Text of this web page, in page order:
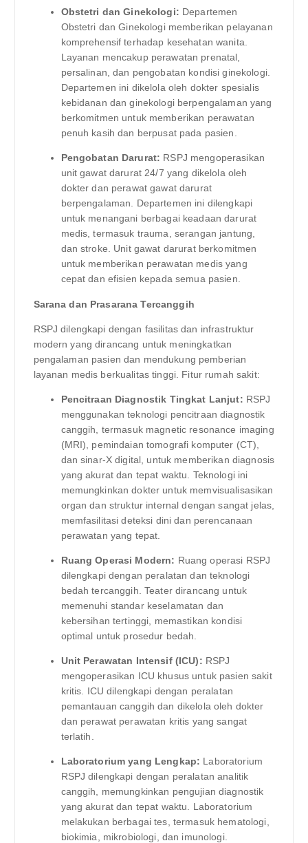
Obstetri dan Ginekologi: Departemen
Obstetri dan Ginekologi memberikan pelayanan
komprehensif terhadap kesehatan wanita.
Layanan mencakup perawatan prenatal,
persalinan, dan pengobatan kondisi ginekologi.
Departemen ini dikelola oleh dokter spesialis
kebidanan dan ginekologi berpengalaman yang
berkomitmen untuk memberikan perawatan
penuh kasih dan berpusat pada pasien.
Pengobatan Darurat: RSPJ mengoperasikan
unit gawat darurat 24/7 yang dikelola oleh
dokter dan perawat gawat darurat
berpengalaman. Departemen ini dilengkapi
untuk menangani berbagai keadaan darurat
medis, termasuk trauma, serangan jantung,
dan stroke. Unit gawat darurat berkomitmen
untuk memberikan perawatan medis yang
cepat dan efisien kepada semua pasien.
Sarana dan Prasarana Tercanggih
RSPJ dilengkapi dengan fasilitas dan infrastruktur
modern yang dirancang untuk meningkatkan
pengalaman pasien dan mendukung pemberian
layanan medis berkualitas tinggi. Fitur rumah sakit:
Pencitraan Diagnostik Tingkat Lanjut: RSPJ
menggunakan teknologi pencitraan diagnostik
canggih, termasuk magnetic resonance imaging
(MRI), pemindaian tomografi komputer (CT),
dan sinar-X digital, untuk memberikan diagnosis
yang akurat dan tepat waktu. Teknologi ini
memungkinkan dokter untuk memvisualisasikan
organ dan struktur internal dengan sangat jelas,
memfasilitasi deteksi dini dan perencanaan
perawatan yang tepat.
Ruang Operasi Modern: Ruang operasi RSPJ
dilengkapi dengan peralatan dan teknologi
bedah tercanggih. Teater dirancang untuk
memenuhi standar keselamatan dan
kebersihan tertinggi, memastikan kondisi
optimal untuk prosedur bedah.
Unit Perawatan Intensif (ICU): RSPJ
mengoperasikan ICU khusus untuk pasien sakit
kritis. ICU dilengkapi dengan peralatan
pemantauan canggih dan dikelola oleh dokter
dan perawat perawatan kritis yang sangat
terlatih.
Laboratorium yang Lengkap: Laboratorium
RSPJ dilengkapi dengan peralatan analitik
canggih, memungkinkan pengujian diagnostik
yang akurat dan tepat waktu. Laboratorium
melakukan berbagai tes, termasuk hematologi,
biokimia, mikrobiologi, dan imunologi.